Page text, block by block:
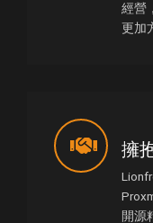
經營
更加
擁
開源